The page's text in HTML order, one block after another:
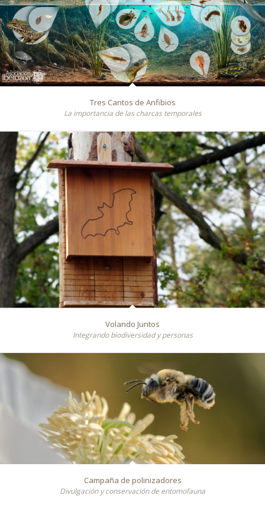
Tres Cantos de Anfibios
La importancia de las charcas temporales
Volando Juntos
Integrando biodiversidad y personas
Campaña de polinizadores
Divulgación y conservación de entomofauna